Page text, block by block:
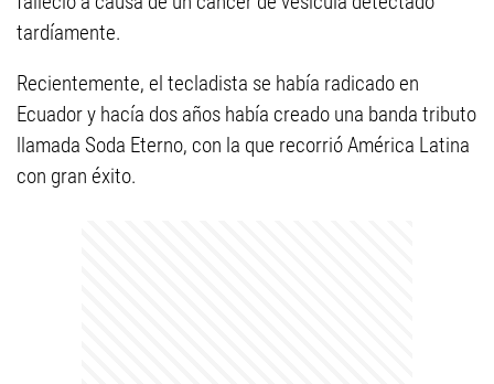
tardíamente.
Recientemente, el tecladista se había radicado en
Ecuador y hacía dos años había creado una banda tributo
llamada Soda Eterno, con la que recorrió América Latina
con gran éxito.